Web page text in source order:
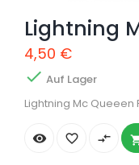
Lightning
4,50 €
 Auf Lager
Lightning Mc Queeen
  compare_arrows